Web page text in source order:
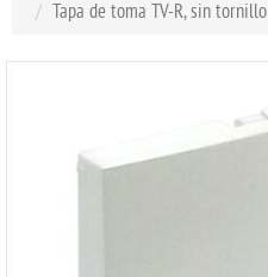
Tapa de toma TV-R, sin tornillo